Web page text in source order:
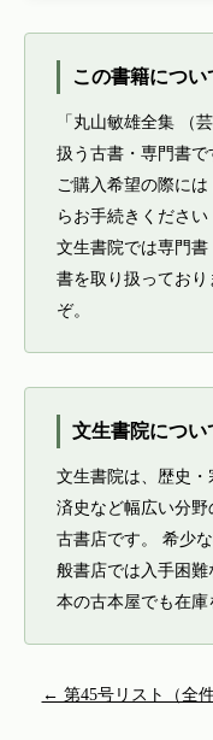
この書籍につい
「丸山敏雄全集 （
扱う古書・専門書で
ご購入希望の際に
らお手続きください
文生書院では専門
書を取り扱ってお
ぞ。
文生書院につい
文生書院は、歴史
済史など幅広い分
古書店です。 希少
般書店では入手困
本の古本屋でも在庫
← 第45号リスト（全